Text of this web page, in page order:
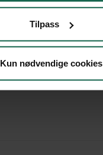
Tilpass
Kun nødvendige cookies